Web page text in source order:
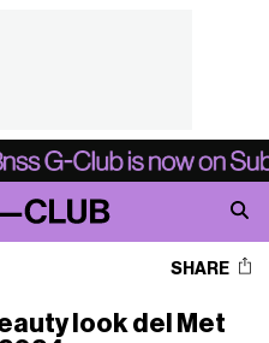
SHARE
look del Met